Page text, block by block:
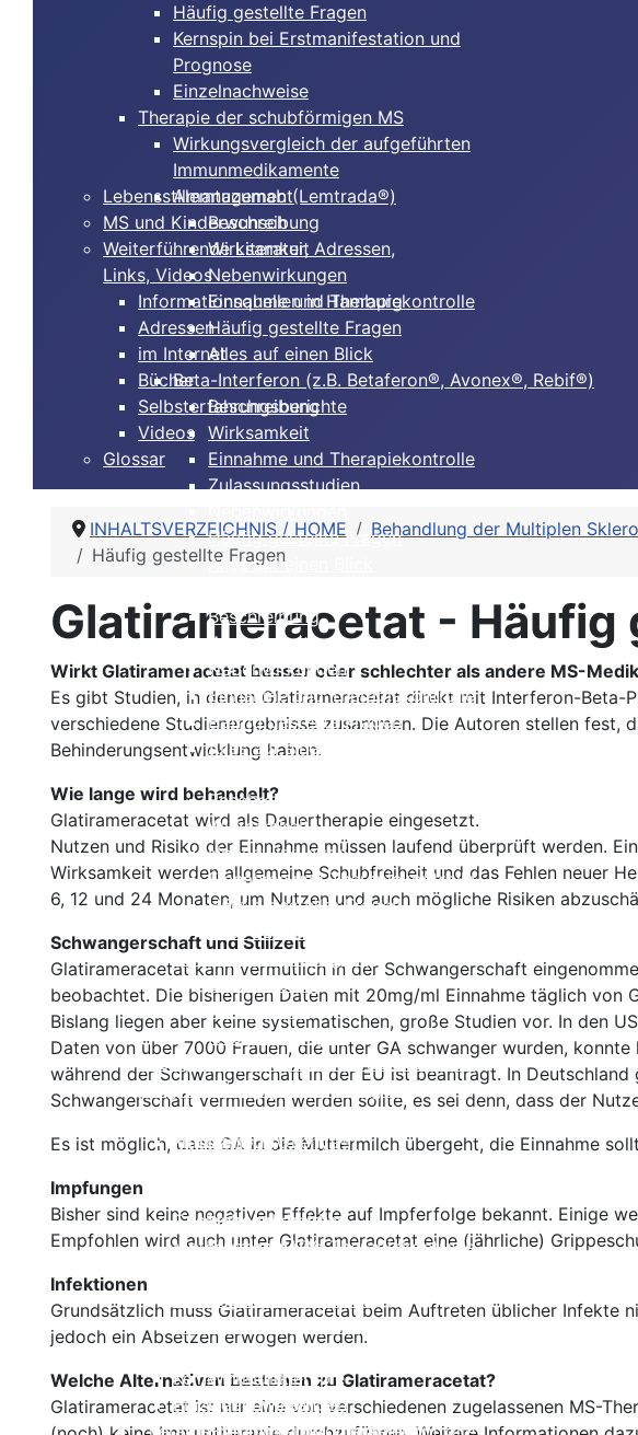
Häufig gestellte Fragen
Kernspin bei Erstmanifestation und
Prognose
Einzelnachweise
Therapie der schubförmigen MS
Wirkungsvergleich der aufgeführten
Immunmedikamente
Alemtuzumab (Lemtrada®)
Beschreibung
Wirksamkeit
Nebenwirkungen
Einnahme und Therapiekontrolle
Häufig gestellte Fragen
Alles auf einen Blick
Beta-Interferon (z.B. Betaferon®, Avonex®, Rebif®)
Beschreibung
Wirksamkeit
Einnahme und Therapiekontrolle
Zulassungsstudien
Häufig gestellte Fragen
Alles auf einen Blick
Beschreibung
Wirksamkeit
Nebenwirkungen
Einnahme und Therapiekontrolle
Häufig gestellte Fragen
Alles auf einen Blick
Beschreibung
Wirksamkeit
Nebenwirkungen
Einnahme und Therapiekontrolle
Häufig gestellte Fragen
Alles auf einen Blick
Teriflunomid (Aubagio®)
Beschreibung
Wirksamkeit
Nebenwirkungen
Einnahme und Therapiekontrolle
Häufig gestellte Fragen
Fingolimod (Gilenya®)
Nebenwirkungen
Einnahme und Therapiekontrolle
Alles auf einen Blick
Natalizumab (Tysabri®)
Beschreibung
Wirksamkeit
Nebenwirkungen
Einnahme und Therapiekontrolle
Therapie der sekundär
progredienten MS
Mitoxantron
Cyclophosphamid
Methotrexat MTX
Immunglobuline
Cladibrin
Cyclosporin
Keine Immuntherapie
Einzelnachweise
Therapie der primär progredienten
Lebensstilmanagement
MS und Kinderwunsch
Weiterführende Literatur, Adressen,
Links, Videos
Informationsquellen in Hamburg
Adressen
im Internet
Bücher
Selbsterfahrungsberichte
Videos
Glossar
INHALTSVERZEICHNIS / HOME Behandlung der Multiplen
Häufig gestellte Fragen
Glatirameracetat - Häufig
Wirkt Glatirameracetat besser oder schlechter als andere MS-
Es gibt Studien, in denen Glatirameracetat direkt mit Interferon-Beta-
verschiedene Studienergebnisse zusammen. Die Autoren stellen
Behinderungsentwicklung haben.
Wie lange wird behandelt?
Glatirameracetat wird als Dauertherapie eingesetzt.
Nutzen und Risiko der Einnahme müssen laufend überprüft werden.
Wirksamkeit werden allgemeine Schubfreiheit und das Fehlen neuer
6, 12 und 24 Monaten, um Nutzen und auch mögliche Risiken
Schwangerschaft und Stillzeit
Glatirameracetat kann vermutlich in der Schwangerschaft
beobachtet. Die bisherigen Daten mit 20mg/ml Einnahme täglich von
Bislang liegen aber keine systematischen, große Studien vor. In den
Daten von über 7000 Frauen, die unter GA schwanger wurden,
während der Schwangerschaft in der EU ist beantragt. In
Schwangerschaft vermieden werden sollte, es sei denn, dass der
Es ist möglich, dass GA in die Muttermilch übergeht, die Einnahme
Impfungen
Bisher sind keine negativen Effekte auf Impferfolge bekannt. Einige
Empfohlen wird auch unter Glatirameracetat eine (jährliche)
Infektionen
Grundsätzlich muss Glatirameracetat beim Auftreten üblicher Infekte
jedoch ein Absetzen erwogen werden.
Welche Alternativen bestehen zu Glatirameracetat?
Glatirameracetat ist nur eine von verschiedenen zugelassenen MS-